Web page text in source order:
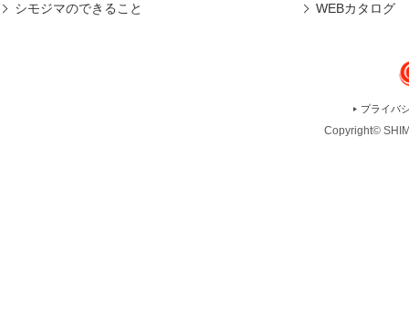
シモジマのできること
WEBカタログ
プライバ
Copyright©